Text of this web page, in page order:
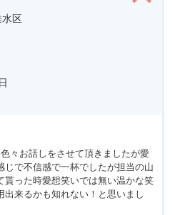
水区
々お話しをさせて頂きましたが愛
で不信感で一杯でしたが担当の山
貰った時愛想笑いでは無い温かな笑
出来るかも知れない！と思いまし